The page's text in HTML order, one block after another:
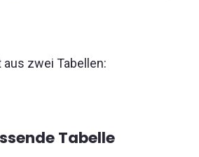
zwei Tabellen:
Tabelle